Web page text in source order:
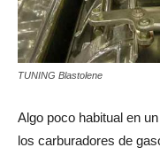
TUNING Blastolene
Algo poco habitual en
los carburadores de